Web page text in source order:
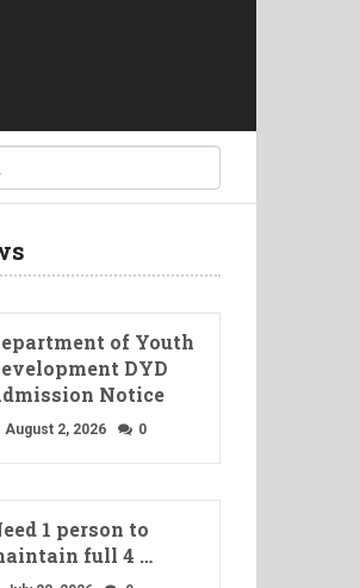
of Youth
DYD
Notice
August 2, 2026 0
1 person to
full 4 …